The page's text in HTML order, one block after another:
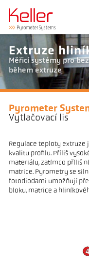
Extruze
Měřicí systémy pro
během extruze
Pyrometer
Vytlačovací lis
Regulace teploty extruze
kvalitu profilu. Příliš
materiálu, zatímco příliš
matrice. Pyrometry se
fotodiodami umožňují
bloku, matrice a